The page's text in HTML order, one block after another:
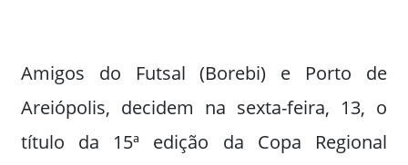
Amigos do Futsal (Borebi) e Porto de
Areiópolis, decidem na sexta-feira, 13, o
título da 15ª edição da Copa Regional